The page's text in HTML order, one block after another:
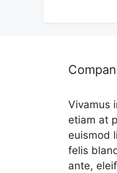
Vivamus
etiam at
euismod
felis
ante,